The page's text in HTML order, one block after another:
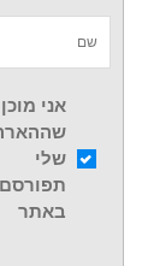
אני מוכן
שלי
תפורסם
באתר